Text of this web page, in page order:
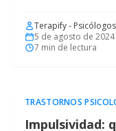
Terapify -
5 de agosto de 2024
7 min de lectura
TRASTORNOS
Impulsividad: